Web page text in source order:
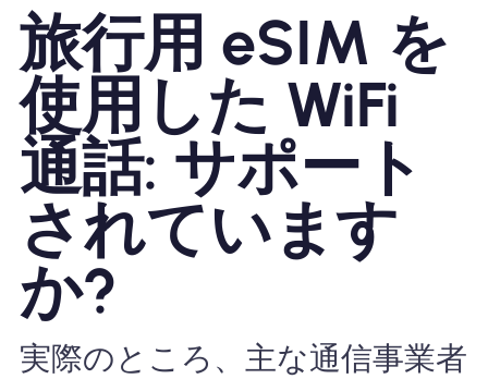
ショッププラン
eSIMについて
Nomad eSIMを使用する理由
eSIMの使用
旅行用 eSIM を
使用した WiFi
通話: サポート
されています
か?
実際のところ、主な通信事業者